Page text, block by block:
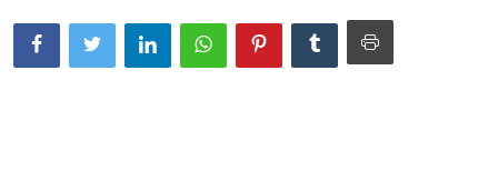
Automotive
Shop Online